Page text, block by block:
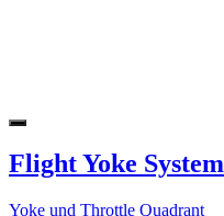
Flight Yoke System
Yoke und Throttle Quadrant